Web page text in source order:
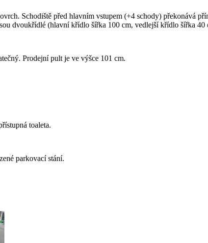
Schodiště před hlavním vstupem (+4 schody) překonává
dvoukřídlé (hlavní křídlo šířka 100 cm, vedlejší křídlo šířka
Prodejní pult je ve výšce 101 cm.
toaleta.
parkovací stání.